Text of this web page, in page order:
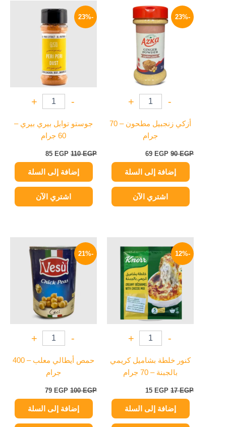
-23%
-
+
أزكي زنجبيل مطحون – 70
جرام
90EGP
السعر
الأصلي
هو:
90 EGP.
69 EGP
السعر
الحالي
هو:
إضافة إلى السلة
اشتري الآن
-23%
-
+
جوستو توابل بيري بيري –
60 جرام
110EGP
الأصلي
هو:
110 EGP.
85 EGP
الحالي
هو:
85 EGP.
إضافة إلى السلة
اشتري الآن
-12%
-
+
كنور خلطة بشاميل كريمي
بالجبنة – 70 جرام
17EGP
الأصلي
هو:
17 EGP.
15 EGP
الحالي
هو:
15 EGP.
إضافة إلى السلة
-21%
-
+
حمص أيطالي معلب – 400
جرام
100EGP
الأصلي
هو:
100 EGP.
79 EGP
الحالي
هو:
79 EGP.
إضافة إلى السلة